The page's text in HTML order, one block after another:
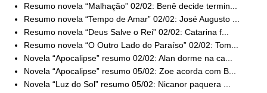
Resumo novela “Malhação” 02/02: Benê decide termin...
Resumo novela “Tempo de Amar” 02/02: José Augusto ...
Resumo novela “Deus Salve o Rei” 02/02: Catarina f...
Resumo novela “O Outro Lado do Paraíso” 02/02: Tom...
Novela “Apocalipse” resumo 02/02: Alan dorme na ca...
Novela “Apocalipse” resumo 05/02: Zoe acorda com B...
Novela “Luz do Sol” resumo 05/02: Nicanor paquera ...